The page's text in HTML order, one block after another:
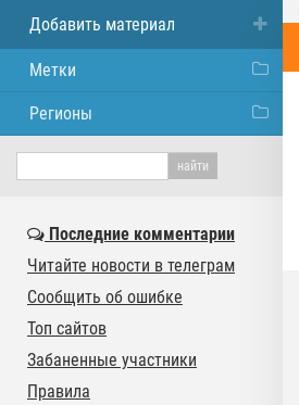
Добавить материал
Метки
Регионы
Последние комментарии
Читайте новости в телеграм
Сообщить об ошибке
Топ сайтов
Забаненные участники
Правила